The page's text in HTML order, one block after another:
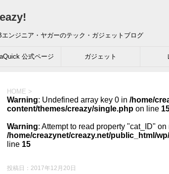
エンジニア・ヤガーのテック・ガジェットブログ
公式ページ ガジェット
HOME >
Warning: Undefined array key 0 in /home/
content/themes/creazy/single.php on line
Warning: Attempt to read property "cat_ID" on
/home/creazynet/creazy.net/public_html/
line 15
投稿日： 2017年12月20日